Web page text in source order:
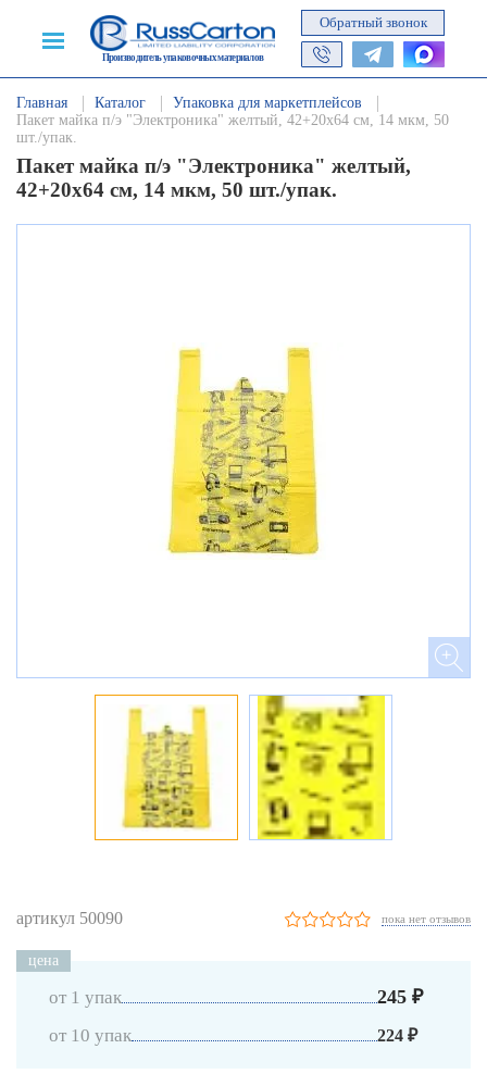
Производитель упаковочных материалов
Обратный звонок
Главная Каталог
Упаковка для маркетплейсов
Пакет майка п/э "Электроника" желтый, 42+20х64 см, 14 мкм, 50
шт./упак.
Пакет майка п/э "Электроника" желтый,
42+20х64 см, 14 мкм, 50 шт./упак.
артикул 50090 пока нет отзывов
цена
от 1 упак 245 ₽
от 10 упак 224 ₽